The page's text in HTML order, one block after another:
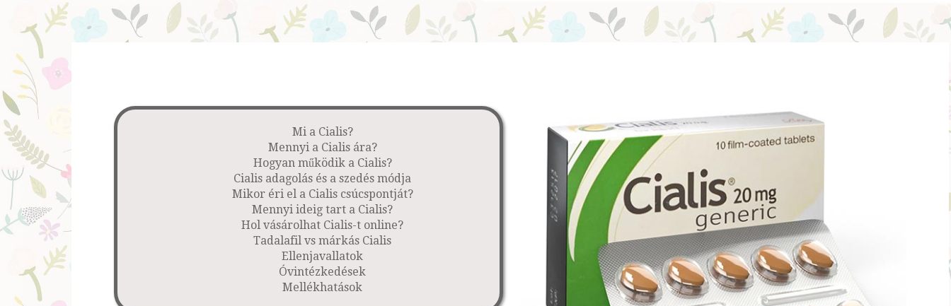
Mi a Cialis?
Mennyi a Cialis ára?
Hogyan működik a Cialis?
Cialis adagolás és a szedés módja
Mikor éri el a Cialis csúcspontját?
Mennyi ideig tart a Cialis?
Hol vásárolhat Cialis-t online?
Tadalafil vs márkás Cialis
Ellenjavallatok
Óvintézkedések
Mellékhatások